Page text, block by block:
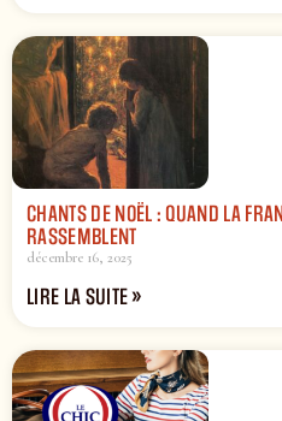
CHANTS DE NOËL : QUAND LA
RASSEMBLENT
décembre 16, 2025
LIRE LA SUITE »